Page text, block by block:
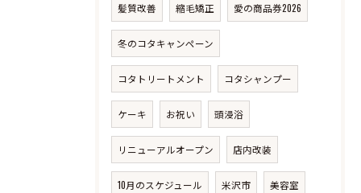
髪質改善 縮毛矯正 愛の商品券2026
冬のコタキャンペーン
コタトリートメント コタシャンプー
ケーキ お祝い 頭浸浴
リニューアルオープン 店内改装
10月のスケジュール 米沢市 美容室